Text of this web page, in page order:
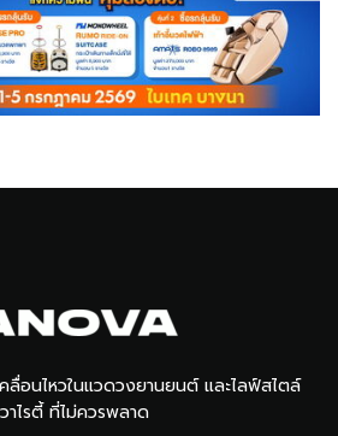
ลื่อนไหวในแวดวงยานยนต์ และไลฟ์สไตล์
าไรตี้ ที่ไม่ควรพลาด